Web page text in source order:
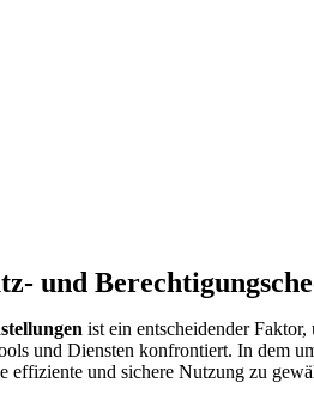
und
ist ein entscheidender
und Diensten konfrontiert. In dem
effiziente und sichere Nutzung zu